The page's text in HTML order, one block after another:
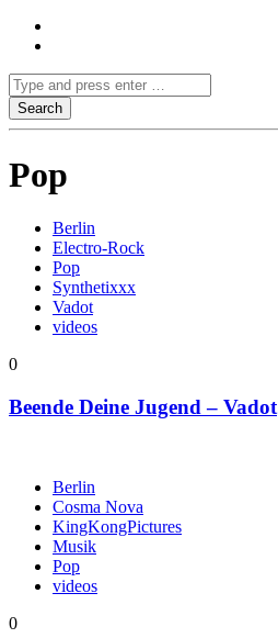
Pop
Berlin
Electro-Rock
Pop
Synthetixxx
Vadot
videos
0
Beende Deine Jugend – Vadot
Berlin
Cosma Nova
KingKongPictures
Musik
Pop
videos
0